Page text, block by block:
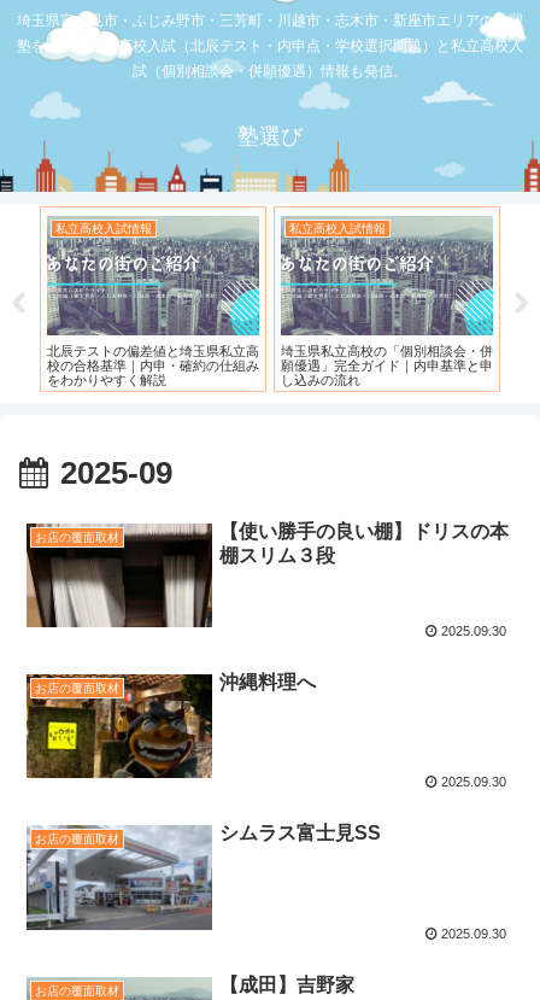
埼玉県富士見市・ふじみ野市・三芳町・川越市・志木市・新座市エリアの学習
塾を比較。公立高校入試（北辰テスト・内申点・学校選択問題）と私立高校入
試（個別相談会・併願優遇）情報も発信。
塾選び
私立高校入試情報
北辰テストの偏差値と埼玉県私立高
校の合格基準｜内申・確約の仕組み
をわかりやすく解説
私立高校入試情報
埼玉県私立高校の「個別相談会・併
願優遇」完全ガイド｜内申基準と申
し込みの流れ
2025-09
お店の覆面取材
【使い勝手の良い棚】ドリスの本
棚スリム３段
2025.09.30
お店の覆面取材 沖縄料理へ
2025.09.30
お店の覆面取材 シムラス富士見SS
2025.09.30
お店の覆面取材 【成田】吉野家